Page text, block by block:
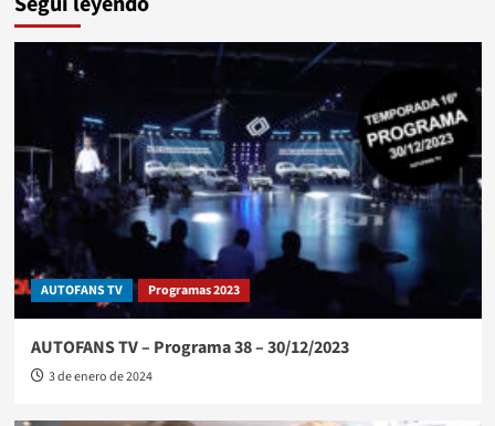
AUTOFANS TV Programas 2023
AUTOFANS TV – Programa 38 – 30/12/2023
3 de enero de 2024